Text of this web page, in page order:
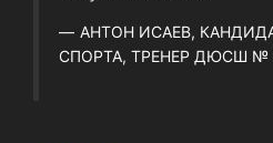
АНТОН ИСАЕВ,
СПОРТА, ТРЕНЕР ДЮСШ №